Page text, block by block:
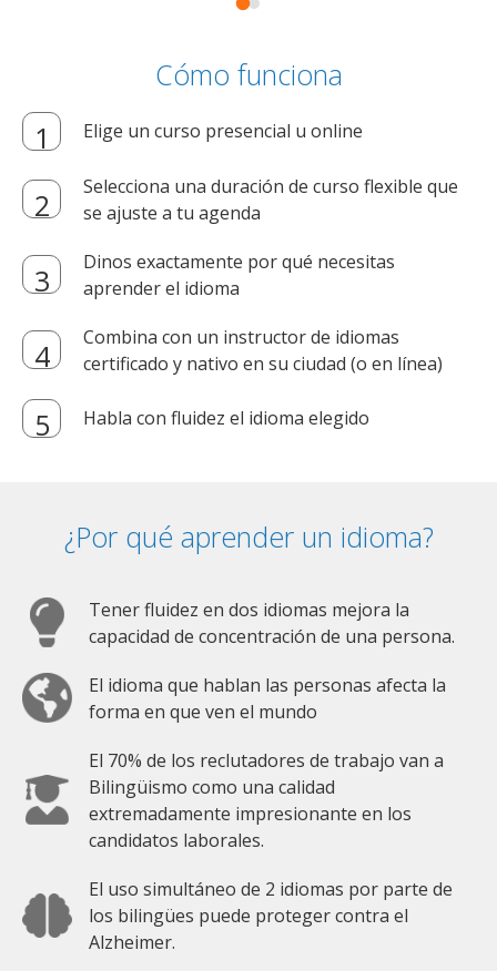
Cómo funciona
Elige un curso presencial u online
Selecciona una duración de curso flexible que
se ajuste a tu agenda
Dinos exactamente por qué necesitas
aprender el idioma
Combina con un instructor de idiomas
certificado y nativo en su ciudad (o en línea)
Habla con fluidez el idioma elegido
¿Por qué aprender un idioma?
Tener fluidez en dos idiomas mejora la
capacidad de concentración de una persona.
El idioma que hablan las personas afecta la
forma en que ven el mundo
El 70% de los reclutadores de trabajo van a
Bilingüismo como una calidad
extremadamente impresionante en los
candidatos laborales.
El uso simultáneo de 2 idiomas por parte de
los bilingües puede proteger contra el
Alzheimer.